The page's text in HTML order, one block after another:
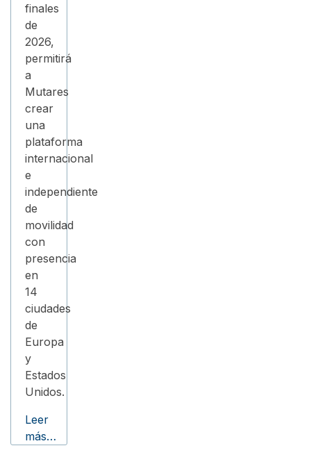
finales
de
2026,
permitirá
a
Mutares
crear
una
plataforma
internacional
e
independiente
de
movilidad
con
presencia
en
14
ciudades
de
Europa
y
Estados
Unidos.
Leer
más…